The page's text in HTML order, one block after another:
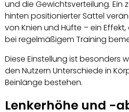
und die Gewichtsverteilung. Ein
hinten positionierter Sattel
von Knien und Hüfte – ein
bei regelmäßigem Training
Diese Einstellung ist besonders
den Nutzern Unterschiede in
Beinlänge bestehen.
Lenkerhöhe und -